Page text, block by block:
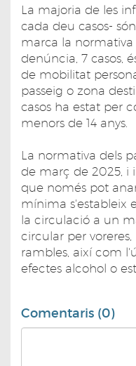
La majoria de les
cada deu casos-
marca la normativa
denúncia, 7 casos,
de mobilitat
passeig o zona
casos ha estat per
menors de 14 anys.
La normativa dels
de març de 2025, i
que només pot
mínima s'estableix
la circulació a un
circular per voreres,
rambles, així com
efectes alcohol o
Comentaris (0)